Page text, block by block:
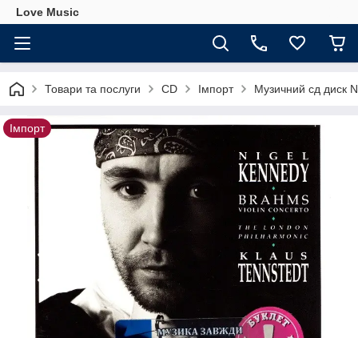
Love Music
Товари та послуги CD Імпорт Музичний сд диск
Імпорт